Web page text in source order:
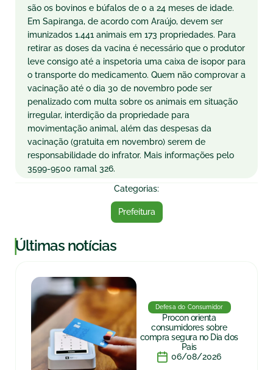
são os bovinos e búfalos de 0 a 24 meses de idade.
Em Sapiranga, de acordo com Araújo, devem ser
imunizados 1.441 animais em 173 propriedades. Para
retirar as doses da vacina é necessário que o produtor
leve consigo até a inspetoria uma caixa de isopor para
o transporte do medicamento. Quem não comprovar a
vacinação até o dia 30 de novembro pode ser
penalizado com multa sobre os animais em situação
irregular, interdição da propriedade para
movimentação animal, além das despesas da
vacinação (gratuita em novembro) serem de
responsabilidade do infrator. Mais informações pelo
3599-9500 ramal 326.
Categorias:
Prefeitura
|Últimas notícias
Defesa do Consumidor
Procon orienta
consumidores sobre
compra segura no Dia dos
Pais
06/08/2026